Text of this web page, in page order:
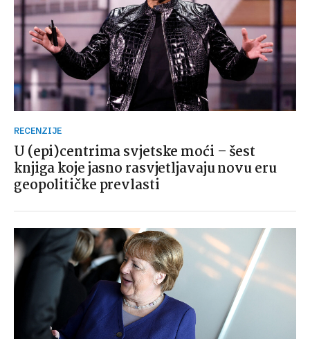
RECENZIJE
U (epi)centrima svjetske moći – šest
knjiga koje jasno rasvjetljavaju novu eru
geopolitičke prevlasti